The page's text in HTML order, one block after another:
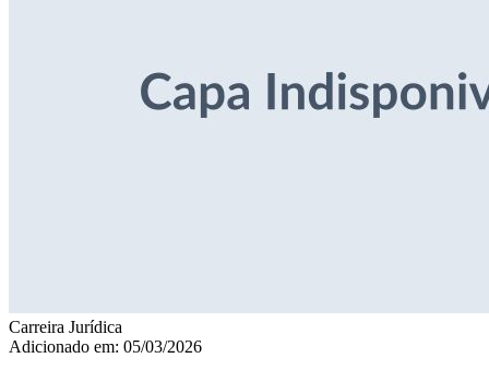
Carreira Jurídica
Adicionado em: 05/03/2026